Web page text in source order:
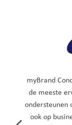
myBrand
de meeste
ondersteunen
ook op